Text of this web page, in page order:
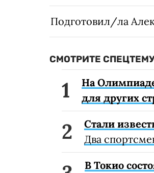
Подготовил/ла
СМОТРИТЕ
На
для других
Стали
Два
В Токио